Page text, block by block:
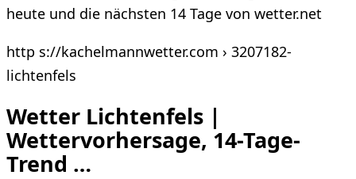
heute und die nächsten 14 Tage von wetter.net
http s://kachelmannwetter.com › 3207182-
lichtenfels
Wetter Lichtenfels |
Wettervorhersage, 14-Tage-
Trend …